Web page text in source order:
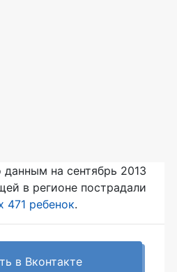
на сентябрь 2013
в регионе пострадали
471 ребенок.
в Вконтакте